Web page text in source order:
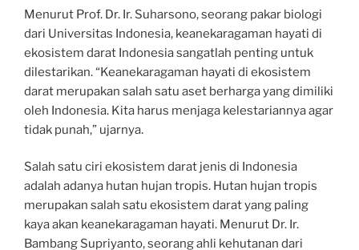
Menurut Prof. Dr. Ir. Suharsono, seorang pakar biologi
dari Universitas Indonesia, keanekaragaman hayati di
ekosistem darat Indonesia sangatlah penting untuk
dilestarikan. “Keanekaragaman hayati di ekosistem
darat merupakan salah satu aset berharga yang dimiliki
oleh Indonesia. Kita harus menjaga kelestariannya agar
tidak punah,” ujarnya.
Salah satu ciri ekosistem darat jenis di Indonesia
adalah adanya hutan hujan tropis. Hutan hujan tropis
merupakan salah satu ekosistem darat yang paling
kaya akan keanekaragaman hayati. Menurut Dr. Ir.
Bambang Supriyanto, seorang ahli kehutanan dari